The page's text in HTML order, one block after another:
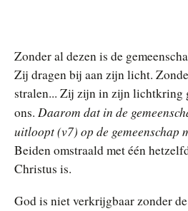
Zonder al dezen is de
Zij dragen bij aan zijn licht.
stralen... Zij zijn in zijn lichtkring
ons. Daarom dat in de
uitloopt (v7) op de gemeenschap
Beiden omstraald met één
Christus is.
God is niet verkrijgbaar zonder